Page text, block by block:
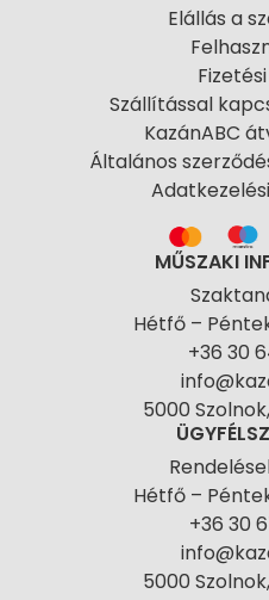
Elállás a
Szállítással
KazánABC
Általános
MŰSZAKI
Hétfő –
+36 30
5000
Hétfő –
+36 30
5000